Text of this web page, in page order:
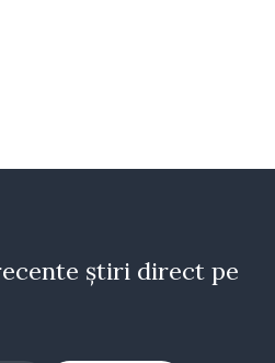
știri direct pe